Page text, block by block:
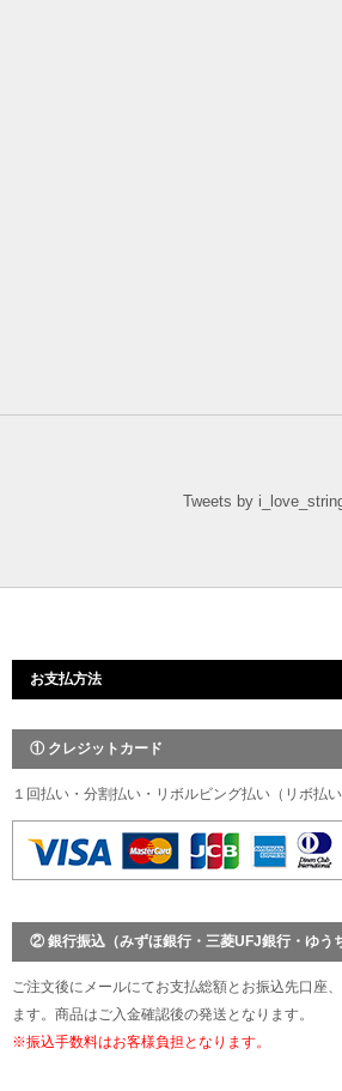
Tweets by
お支払方法
① クレジットカード
１回払い・分割払い・リボルビング払い（リボ払
② 銀行振込（みずほ銀行・三菱UFJ銀行・ゆう
ご注文後にメールにてお支払総額とお振込先口座
ます。商品はご入金確認後の発送となります。
※振込手数料はお客様負担となります。